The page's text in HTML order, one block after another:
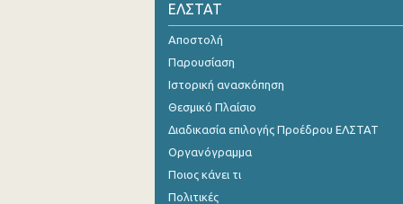
2o Τρίμηνο 2021
1o Τρίμηνο 2021
4o Τρίμηνο 2020
3o Τρίμηνο 2020
2o Τρίμηνο 2020
ΕΛΣΤΑΤ
Αποστολή
Παρουσίαση
Ιστορική ανασκόπηση
Θεσμικό Πλαίσιο
Διαδικασία επιλογής Προέδρου ΕΛΣΤΑΤ
Οργανόγραμμα
Ποιος κάνει τι
Πολιτικές